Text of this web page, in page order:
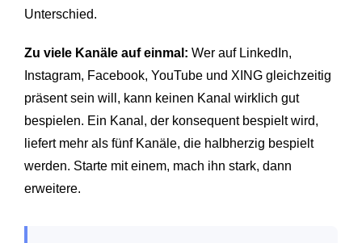
Unterschied.
Zu viele Kanäle auf einmal: Wer auf LinkedIn,
Instagram, Facebook, YouTube und XING gleichzeitig
präsent sein will, kann keinen Kanal wirklich gut
bespielen. Ein Kanal, der konsequent bespielt wird,
liefert mehr als fünf Kanäle, die halbherzig bespielt
werden. Starte mit einem, mach ihn stark, dann
erweitere.